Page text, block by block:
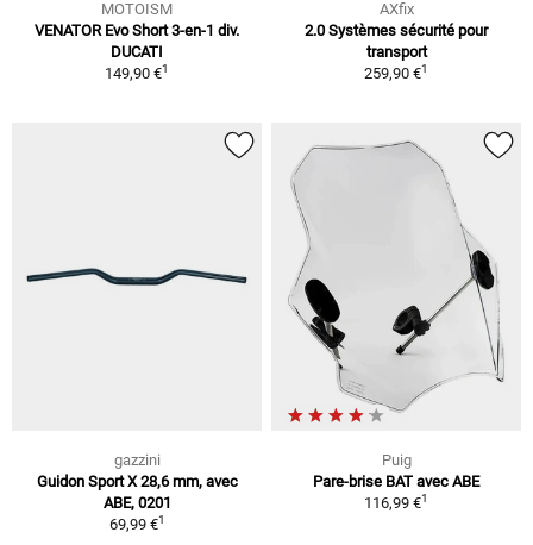
MOTOISM
VENATOR Evo Short 3-en-1 div.
DUCATI
149,90 €1
AXfix
2.0 Systèmes sécurité pour
transport
259,90 €1
gazzini
Guidon Sport X 28,6 mm, avec
ABE, 0201
69,99 €1
Puig
Pare-brise BAT avec ABE
116,99 €1